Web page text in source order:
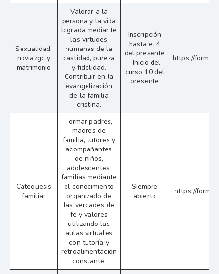
Sexualidad,
noviazgo y
matrimonio
Valorar a la
persona y la vida
lograda mediante
las virtudes
humanas de la
castidad, pureza
y fidelidad.
Contribuir en la
evangelización
de la familia
cristina.
Inscripción
hasta el 4
del presente
Inicio del
curso 10 del
presente
https://
Catequesis
familiar
Formar padres,
madres de
familia, tutores y
acompañantes
de niños,
adolescentes,
familias mediante
el conocimiento
organizado de
las verdades de
fe y valores
utilizando las
aulas virtuales
con tutoría y
retroalimentación
constante.
Siempre
abierto
https://